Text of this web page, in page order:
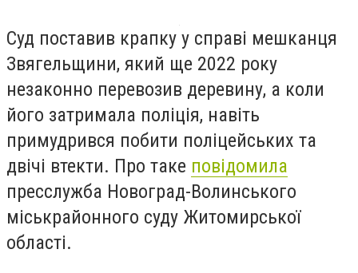
Суд поставив крапку у справі мешканця
Звягельщини, який ще 2022 року
незаконно перевозив деревину, а коли
його затримала поліція, навіть
примудрився побити поліцейських та
двічі втекти. Про таке повідомила
пресслужба Новоград-Волинського
міськрайонного суду Житомирської
області.